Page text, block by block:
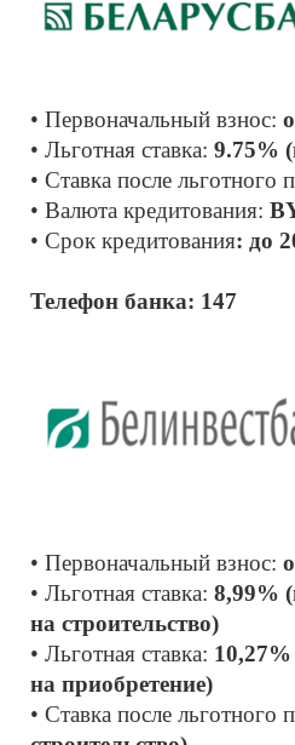
• Первоначальный взнос:
• Льготная ставка: 9.75%
• Ставка после льготного
• Валюта кредитования:
• Срок кредитования: до
Телефон банка: 147
• Первоначальный взнос:
• Льготная ставка: 8,99%
на строительство)
• Льготная ставка:
на приобретение)
• Ставка после льготного